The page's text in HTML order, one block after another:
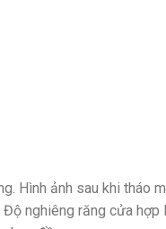
Hình ảnh sau khi tháo
nghiêng răng cửa